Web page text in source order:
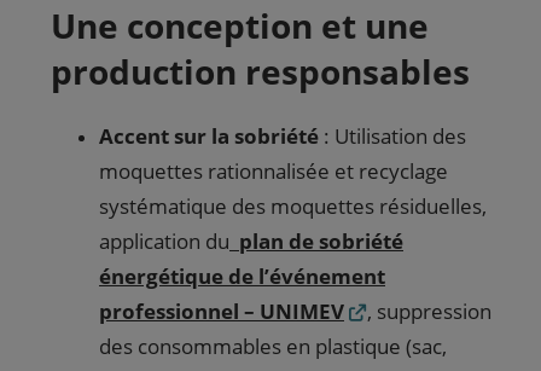
Une conception et une
production responsables
Accent sur la sobriété : Utilisation des
moquettes rationnalisée et recyclage
systématique des moquettes résiduelles,
application du plan de sobriété
énergétique de l’événement
professionnel – UNIMEV
, suppression
des consommables en plastique (sac,